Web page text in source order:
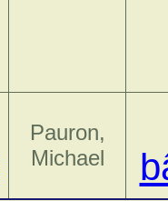
Pauron,
Michael